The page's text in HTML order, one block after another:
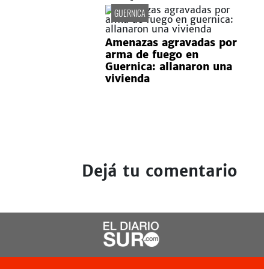
GUERNICA
Amenazas agravadas por
arma de fuego en
Guernica: allanaron una
vivienda
Dejá tu comentario